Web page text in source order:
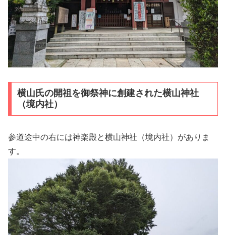
横山氏の開祖を御祭神に創建された横山神社
（境内社）
参道途中の右には神楽殿と横山神社（境内社）がありま
す。